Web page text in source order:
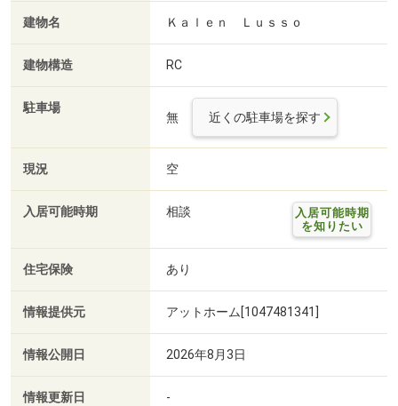
建物名 Ｋａｌｅｎ Ｌｕｓｓｏ
建物構造 RC
駐車場
無 近くの駐車場を探す
現況 空
入居可能時期 相談
入居可能時期
を知りたい
住宅保険 あり
情報提供元 アットホーム[1047481341]
情報公開日 2026年8月3日
情報更新日 -